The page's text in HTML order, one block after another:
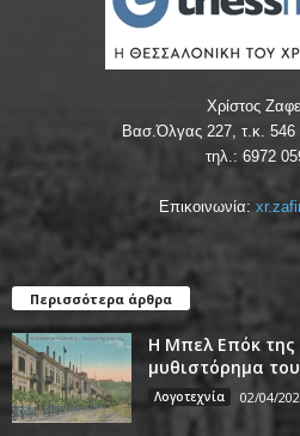
Χρίστος
Βασ.Όλγας 227, τ.κ. 546
τηλ.: 6972
Επικοινωνία:
Περισσότερα άρθρα
Η Μπελ Επόκ της
μυθιστόρημα
Λογοτεχνία 02/04/